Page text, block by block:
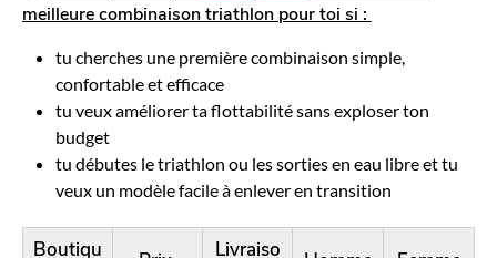
meilleure combinaison triathlon pour toi si :
tu cherches une première combinaison simple,
confortable et efficace
tu veux améliorer ta flottabilité sans exploser ton
budget
tu débutes le triathlon ou les sorties en eau libre et tu
veux un modèle facile à enlever en transition
Boutiqu
Livraiso